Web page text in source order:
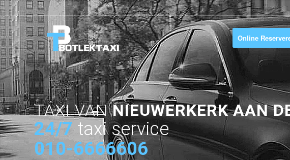
Online
TAXI VANNIEUWERKERK AAN
24/7 taxi service
010-6666606